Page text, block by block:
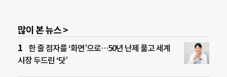
많이 본 뉴스 >
한 줄 점자를 ‘화면’으로…50년 난제 풀고 세계
시장 두드린 ‘닷’